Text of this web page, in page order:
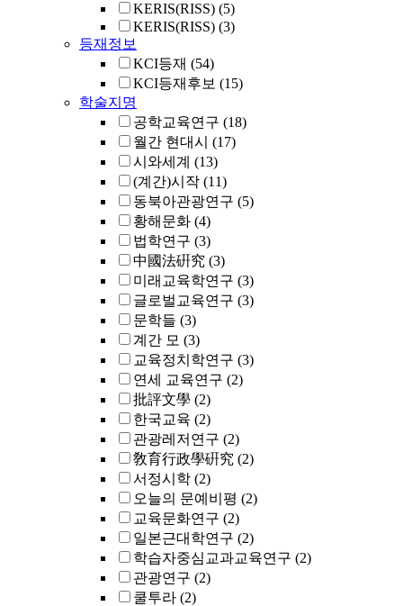
KERIS(RISS) (5)
KERIS(RISS) (3)
등재정보
KCI등재 (54)
KCI등재후보 (15)
학술지명
공학교육연구 (18)
월간 현대시 (17)
시와세계 (13)
(계간)시작 (11)
동북아관광연구 (5)
황해문화 (4)
법학연구 (3)
中國法硏究 (3)
미래교육학연구 (3)
글로벌교육연구 (3)
문학들 (3)
계간 모 (3)
교육정치학연구 (3)
연세 교육연구 (2)
批評文學 (2)
한국교육 (2)
관광레저연구 (2)
敎育行政學硏究 (2)
서정시학 (2)
오늘의 문예비평 (2)
교육문화연구 (2)
일본근대학연구 (2)
학습자중심교과교육연구 (2)
관광연구 (2)
쿨투라 (2)